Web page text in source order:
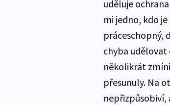
uděluje
mi jedno, kdo
práceschopný,
chyba
několikrát
přesunuly. Na
nepřizpůsobiví,